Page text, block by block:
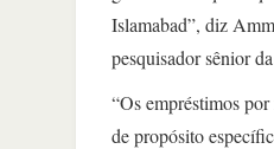
Islamabad”, diz
pesquisador sênior
“Os empréstimos
de propósito